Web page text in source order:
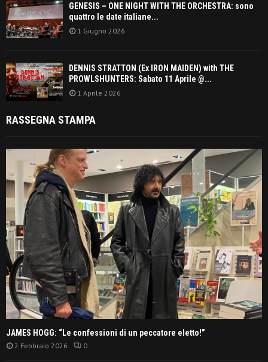
GENESIS – ONE NIGHT WITH THE ORCHESTRA: sono
quattro le date italiane...
1 Giugno 2026
DENNIS STRATTON (Ex IRON MAIDEN) with THE
PROWLSHUNTERS: Sabato 11 Aprile @...
1 Aprile 2026
RASSEGNA STAMPA
JAMES HOGG: “Le confessioni di un peccatore eletto!”
2 Febbraio 2026 0